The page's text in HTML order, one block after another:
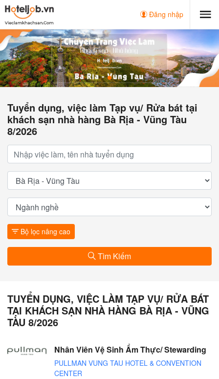
Đăng nhập
Tuyển dụng, việc làm Tạp vụ/ Rửa bát tại
khách sạn nhà hàng Bà Rịa - Vũng Tàu
8/2026
Bộ lọc nâng cao
Tìm Kiếm
TUYỂN DỤNG, VIỆC LÀM TẠP VỤ/ RỬA BÁT
TẠI KHÁCH SẠN NHÀ HÀNG BÀ RỊA - VŨNG
TÀU 8/2026
Nhân Viên Vệ Sinh Ẩm Thực/ Stewarding
PULLMAN VUNG TAU HOTEL & CONVENTION
CENTER